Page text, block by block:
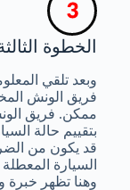
الخطوة
وبعد تلقي
فريق الونش
ممكن. فريق
بتقييم حالة
قد يكون من
السيارة المعطلة
وهنا تظهر خبرة